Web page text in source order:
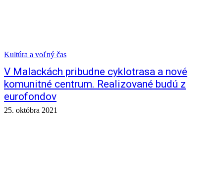
Kultúra a voľný čas
V Malackách pribudne cyklotrasa a nové
komunitné centrum. Realizované budú z
eurofondov
25. októbra 2021